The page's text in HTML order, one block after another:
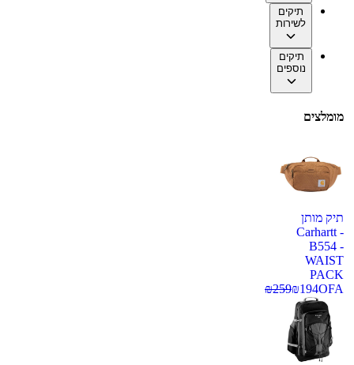
תיקים
לשירות
תיקים
נוספים
מומלצים
תיק מותן
Carhartt -
B554 -
WAIST
PACK
OFA
₪194
₪259